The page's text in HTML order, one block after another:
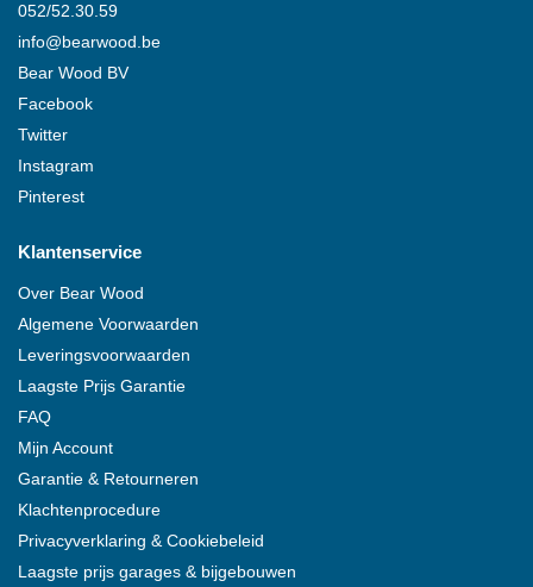
052/52.30.59
info@bearwood.be
Bear Wood BV
Facebook
Twitter
Instagram
Pinterest
Klantenservice
Over Bear Wood
Algemene Voorwaarden
Leveringsvoorwaarden
Laagste Prijs Garantie
FAQ
Mijn Account
Garantie & Retourneren
Klachtenprocedure
Privacyverklaring & Cookiebeleid
Laagste prijs garages & bijgebouwen